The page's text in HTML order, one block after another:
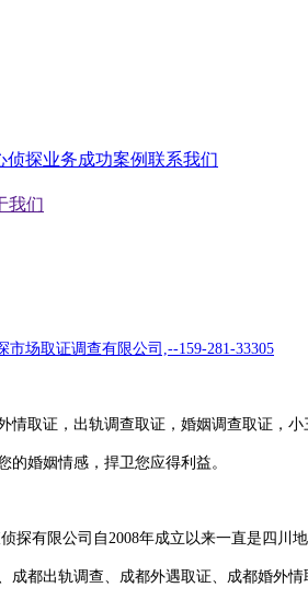
侦探业务成功案例联系我们
我们
市场取证调查有限公司,--159-281-33305
情取证，出轨调查取证，婚姻调查取证，
的婚姻情感， 捍卫您应得利益。
探有限公司自2008年成立以来一直是四川
成都出轨调查、成都外遇取证、 成都婚外情